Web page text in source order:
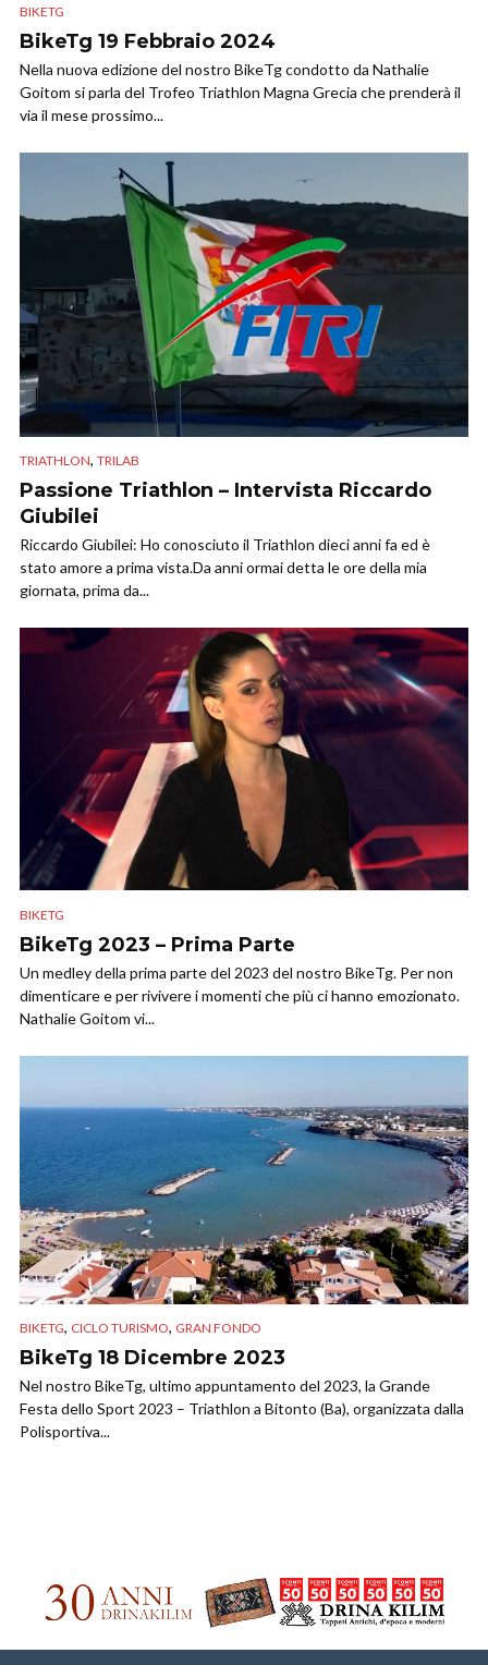
BIKETG
BikeTg 19 Febbraio 2024
Nella nuova edizione del nostro BikeTg condotto da Nathalie
Goitom si parla del Trofeo Triathlon Magna Grecia che prenderà il
via il mese prossimo...
TRIATHLON, TRILAB
Passione Triathlon – Intervista Riccardo
Giubilei
Riccardo Giubilei: Ho conosciuto il Triathlon dieci anni fa ed è
stato amore a prima vista.Da anni ormai detta le ore della mia
giornata, prima da...
BIKETG
BikeTg 2023 – Prima Parte
Un medley della prima parte del 2023 del nostro BikeTg. Per non
dimenticare e per rivivere i momenti che più ci hanno emozionato.
Nathalie Goitom vi...
BIKETG, CICLO TURISMO, GRAN FONDO
BikeTg 18 Dicembre 2023
Nel nostro BikeTg, ultimo appuntamento del 2023, la Grande
Festa dello Sport 2023 – Triathlon a Bitonto (Ba), organizzata dalla
Polisportiva...